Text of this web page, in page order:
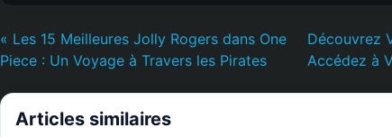
« Les 15 Meilleures Jolly Rogers dans One
Piece : Un Voyage à Travers les Pirates
Découvrez
Accédez à
Articles similaires